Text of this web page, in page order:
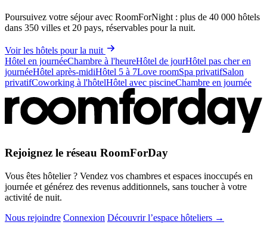
Poursuivez votre séjour avec RoomForNight : plus de 40 000 hôtels
dans 350 villes et 20 pays, réservables pour la nuit.
Voir les hôtels pour la nuit
+
−
Hôtel en journéeChambre à l'heureHôtel de jourHôtel pas cher en
journéeHôtel après-midiHôtel 5 à 7Love roomSpa privatifSalon
privatifCoworking à l'hôtelHôtel avec piscineChambre en journée
Rejoignez le réseau RoomForDay
Vous êtes hôtelier ? Vendez vos chambres et espaces inoccupés en
journée et générez des revenus additionnels, sans toucher à votre
activité de nuit.
Nous rejoindre Connexion Découvrir l’espace hôteliers →